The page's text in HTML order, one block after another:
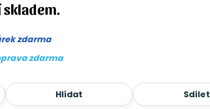
skladem.
zdarma
zdarma
Hlídat Sdílet